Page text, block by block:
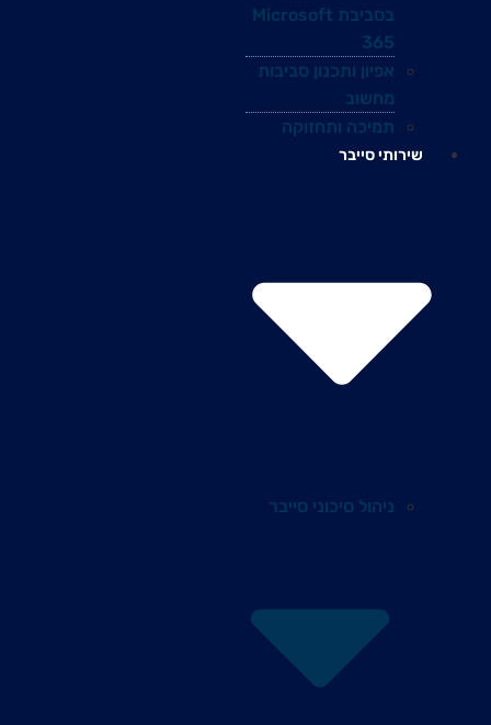
בסביבת Microsoft
365
אפיון ותכנון סביבות
מחשוב
תמיכה ותחזוקה
שירותי סייבר
ניהול סיכוני סייבר